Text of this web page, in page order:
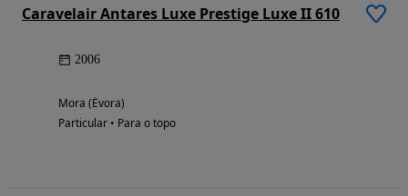
Caravelair Antares Luxe Prestige Luxe II 610
2006
Mora (Évora)
Particular • Para o topo